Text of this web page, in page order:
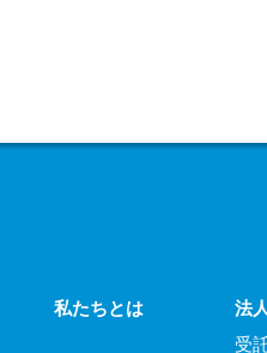
私たちとは
法
受